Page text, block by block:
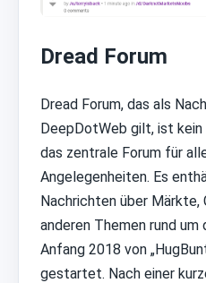
Dread Forum
Dread Forum, das als
DeepDotWeb gilt, ist
das zentrale Forum für
Angelegenheiten. Es
Nachrichten über Märkte,
anderen Themen rund um
Anfang 2018 von
gestartet. Nach einer